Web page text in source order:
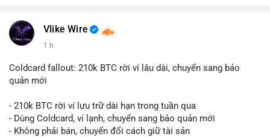
premium, PVA, aged với giá tốt nhất!
Vlike Wire
1 h
Coldcard fallout: 210k BTC rời ví lâu dài, chuyển sang bảo
quản mới
- 210k BTC rời ví lưu trữ dài hạn trong tuần qua
- Dùng Coldcard, ví lạnh, chuyển sang bảo quản mới
- Không phải bán, chuyển đổi cách giữ tài sản